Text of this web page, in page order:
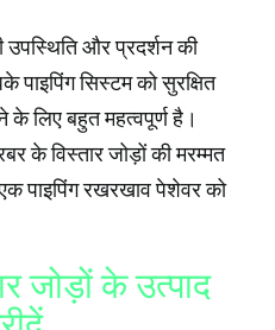
उपस्थिति और प्रदर्शन की
पाइपिंग सिस्टम को सुरक्षित
लिए बहुत महत्वपूर्ण है।
के विस्तार जोड़ों की मरम्मत
पाइपिंग रखरखाव पेशेवर को
जोड़ों के उत्पाद